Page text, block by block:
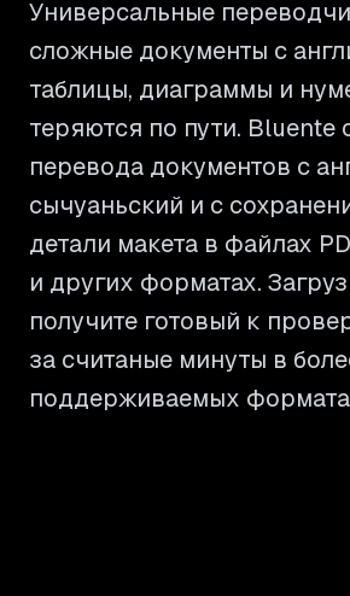
Универсальные
сложные документы с
таблицы, диаграммы и
теряются по пути. Bluente
перевода документов с
сычуаньский и с
детали макета в файлах
и других форматах.
получите готовый к
за считаные минуты в
поддерживаемых